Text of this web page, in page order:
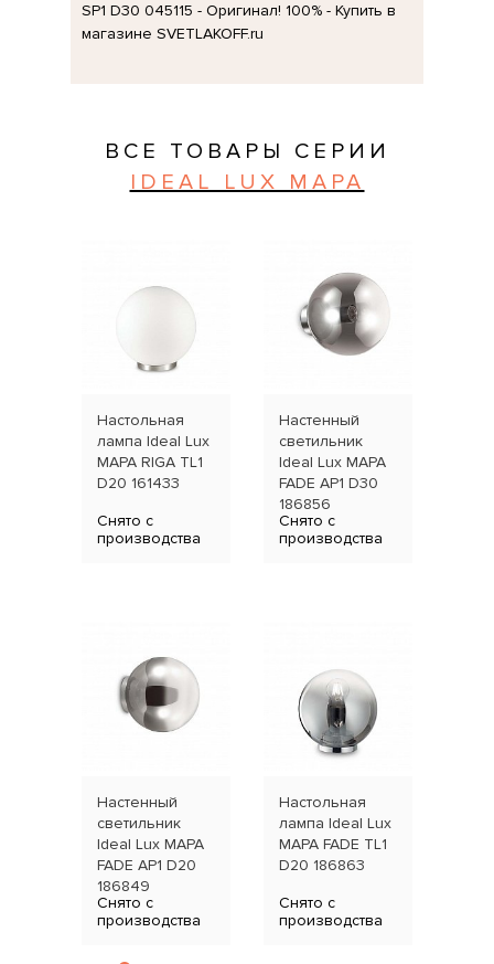
SP1 D30 045115 - Оригинал! 100% - Купить в
магазине SVETLAKOFF.ru
ВСЕ ТОВАРЫ СЕРИИ
IDEAL LUX MAPA
Настольная
лампа Ideal Lux
MAPA RIGA TL1
D20 161433
Снято с
производства
Настенный
светильник
Ideal Lux MAPA
FADE AP1 D20
186849
Снято с
производства
Настенный
светильник
Ideal Lux MAPA
FADE AP1 D30
186856
Снято с
производства
Настольная
лампа Ideal Lux
MAPA FADE TL1
D20 186863
Снято с
производства